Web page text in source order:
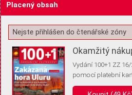
Žádost o souhlas s ukládáním
Placený obsah
Nejste přihlášen do čtenářské zóny
Okamžitý
Vydání 100+1 ZZ
pomocí platební